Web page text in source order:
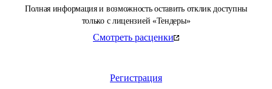
Полная информация и возможность оставить отклик доступны
только с лицензией «Тендеры»
Смотреть расценки
Регистрация